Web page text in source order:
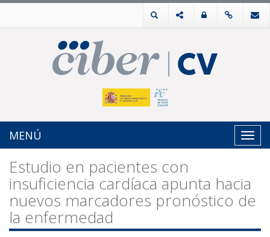
MENÚ
Estudio en pacientes con
insuficiencia cardíaca apunta hacia
nuevos marcadores pronóstico de
la enfermedad